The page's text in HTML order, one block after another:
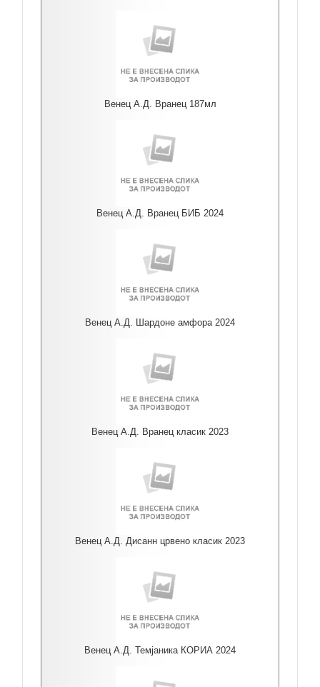
Венец А.Д. Вранец 187мл
Венец А.Д. Вранец БИБ 2024
Венец А.Д. Шардоне амфора 2024
Венец А.Д. Вранец класик 2023
Венец А.Д. Дисанн црвено класик 2023
Венец А.Д. Темјаника КОРИА 2024